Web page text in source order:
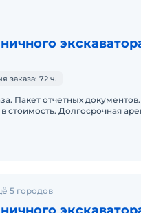
заказа: 72 ч.
Пакет отчетных
стоимость. Долгосрочная
5 городов